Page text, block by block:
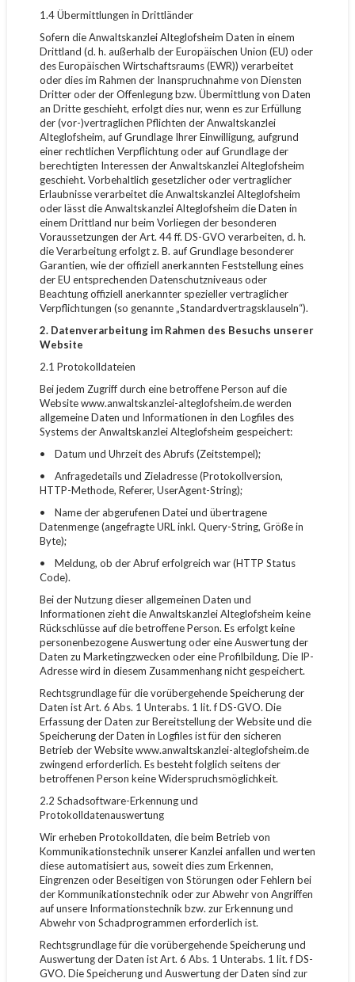
1.4 Übermittlungen in Drittländer
Sofern die Anwaltskanzlei Alteglofsheim Daten in einem
Drittland (d. h. außerhalb der Europäischen Union (EU) oder
des Europäischen Wirtschaftsraums (EWR)) verarbeitet
oder dies im Rahmen der Inanspruchnahme von Diensten
Dritter oder der Offenlegung bzw. Übermittlung von Daten
an Dritte geschieht, erfolgt dies nur, wenn es zur Erfüllung
der (vor-)vertraglichen Pflichten der Anwaltskanzlei
Alteglofsheim, auf Grundlage Ihrer Einwilligung, aufgrund
einer rechtlichen Verpflichtung oder auf Grundlage der
berechtigten Interessen der Anwaltskanzlei Alteglofsheim
geschieht. Vorbehaltlich gesetzlicher oder vertraglicher
Erlaubnisse verarbeitet die Anwaltskanzlei Alteglofsheim
oder lässt die Anwaltskanzlei Alteglofsheim die Daten in
einem Drittland nur beim Vorliegen der besonderen
Voraussetzungen der Art. 44 ff. DS-GVO verarbeiten, d. h.
die Verarbeitung erfolgt z. B. auf Grundlage besonderer
Garantien, wie der offiziell anerkannten Feststellung eines
der EU entsprechenden Datenschutzniveaus oder
Beachtung offiziell anerkannter spezieller vertraglicher
Verpflichtungen (so genannte „Standardvertragsklauseln“).
2. Datenverarbeitung im Rahmen des Besuchs unserer
Website
2.1 Protokolldateien
Bei jedem Zugriff durch eine betroffene Person auf die
Website www.anwaltskanzlei-alteglofsheim.de werden
allgemeine Daten und Informationen in den Logfiles des
Systems der Anwaltskanzlei Alteglofsheim gespeichert:
• Datum und Uhrzeit des Abrufs (Zeitstempel);
• Anfragedetails und Zieladresse (Protokollversion,
HTTP-Methode, Referer, UserAgent-String);
• Name der abgerufenen Datei und übertragene
Datenmenge (angefragte URL inkl. Query-String, Größe in
Byte);
• Meldung, ob der Abruf erfolgreich war (HTTP Status
Code).
Bei der Nutzung dieser allgemeinen Daten und
Informationen zieht die Anwaltskanzlei Alteglofsheim keine
Rückschlüsse auf die betroffene Person. Es erfolgt keine
personenbezogene Auswertung oder eine Auswertung der
Daten zu Marketingzwecken oder eine Profilbildung. Die IP-
Adresse wird in diesem Zusammenhang nicht gespeichert.
Rechtsgrundlage für die vorübergehende Speicherung der
Daten ist Art. 6 Abs. 1 Unterabs. 1 lit. f DS-GVO. Die
Erfassung der Daten zur Bereitstellung der Website und die
Speicherung der Daten in Logfiles ist für den sicheren
Betrieb der Website www.anwaltskanzlei-alteglofsheim.de
zwingend erforderlich. Es besteht folglich seitens der
betroffenen Person keine Widerspruchsmöglichkeit.
2.2 Schadsoftware-Erkennung und
Protokolldatenauswertung
Wir erheben Protokolldaten, die beim Betrieb von
Kommunikationstechnik unserer Kanzlei anfallen und werten
diese automatisiert aus, soweit dies zum Erkennen,
Eingrenzen oder Beseitigen von Störungen oder Fehlern bei
der Kommunikationstechnik oder zur Abwehr von Angriffen
auf unsere Informationstechnik bzw. zur Erkennung und
Abwehr von Schadprogrammen erforderlich ist.
Rechtsgrundlage für die vorübergehende Speicherung und
Auswertung der Daten ist Art. 6 Abs. 1 Unterabs. 1 lit. f DS-
GVO. Die Speicherung und Auswertung der Daten sind zur